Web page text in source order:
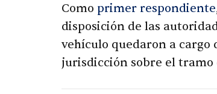
Como primer respondiente
disposición de las
vehículo quedaron a cargo
jurisdicción sobre el